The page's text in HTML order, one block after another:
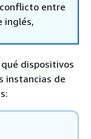
entre
inglés,
dispositivos
instancias de